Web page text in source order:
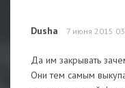
Dusha 7 июня 2015
Да им закрывать
Они тем самым